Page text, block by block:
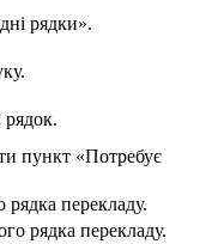
рядки».
пункт «Потребує
перекладу.
рядка перекладу.